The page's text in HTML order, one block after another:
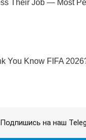
Подпишись на наш